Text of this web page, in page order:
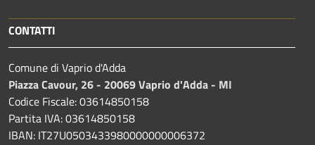
CONTATTI
Comune di Vaprio d'Adda
Piazza Cavour, 26 - 20069 Vaprio d'Adda - MI
Codice Fiscale: 03614850158
Partita IVA: 03614850158
IBAN: IT27U0503433980000000006372